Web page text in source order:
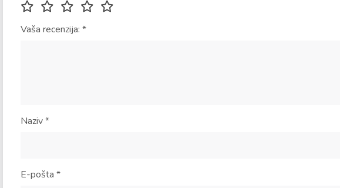
Vaša recenzija: *
Naziv*
E-pošta *